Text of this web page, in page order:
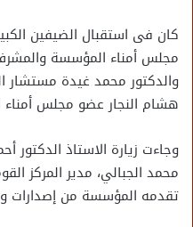
كان فى استقبال الضيفين
مجلس أمناء المؤسسة
والدكتور محمد غيدة مستشار
هشام النجار عضو مجلس
وجاءت زيارة الاستاذ الدكتور
محمد الجبالي، مدير المركز
تقدمه المؤسسة من إصدارات